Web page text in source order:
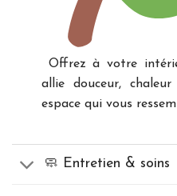
Offrez à votre
allie douceur,
espace qui vous
🧼 Entretien & soins